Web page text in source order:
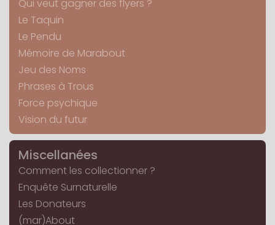
Qui veut gagner des flyers ?
Le Taquin
Le Pendu
Mémoire de Marabout
Jeu des Noms
Phrases à Trous
Force psychique
Vision du futur
Miscellanées
Comment les collectionner ?
Enquête Surnaturelle
Les Donateurs
(mar)About